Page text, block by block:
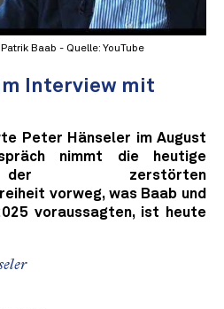
Baab - Quelle: YouTube
Interview mit
Peter Hänseler im August
nimmt die heutige
zerstörten
vorweg, was Baab und
voraussagten, ist heute